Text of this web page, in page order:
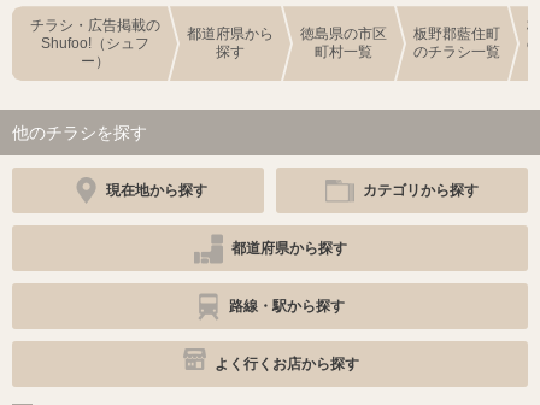
チラシ・広告掲載の
Shufoo!（シュフ
ー）
都道府県から
探す
徳島県の市区
町村一覧
板野郡藍住町
のチラシ一覧
他のチラシを探す
現在地から探す カテゴリから探す
都道府県から探す
路線・駅から探す
よく行くお店から探す